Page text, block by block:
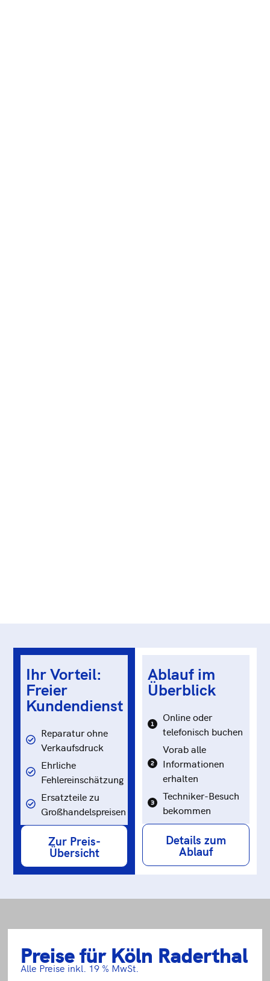
Ihr Vorteil:
Freier
Kundendienst
Reparatur ohne
Verkaufsdruck
Ehrliche
Fehlereinschätzung
Ersatzteile zu
Großhandelspreisen
Zur Preis-
Übersicht
Ablauf im
Überblick
Online oder
telefonisch buchen
Vorab alle
Informationen
erhalten
Techniker-Besuch
bekommen
Details zum
Ablauf
Preise für Köln Raderthal
Alle Preise inkl. 19 % MwSt.